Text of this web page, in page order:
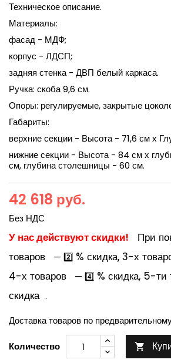
Техническое описание.
Материалы:
фасад - МДФ;
корпус - ЛДСП;
задняя стенка - ДВП белый каркаса.
Ручка: скоба 9,6 см.
Опоры: регулируемые, закрытые
Габариты:
верхние секции - Высота - 71,6 см х
нижние секции - Высота - 84 см х
см, глубина столешницы - 60 см.
42 618 руб.
Без НДС
У нас действуют скидки!
При
товаров
— 2️⃣ % скидка, 3-х
4-х товаров
— 4️⃣ % скидка, 5-ти
скидка .
Доставка товаров по
Количество 